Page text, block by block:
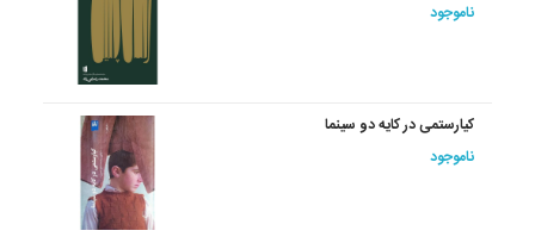
ناموجود
کیارستمی در کایه دو سینما
ناموجود